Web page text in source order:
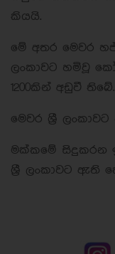
කියයි.
මේ අතර මෙවර
ලංකාවට හමිවූ
1200කින් අඩුවී තිබේ.
මෙවර ශ්‍රී
මක්කමේ සිදුකරන
ශ්‍රී ලංකාවට ඇති